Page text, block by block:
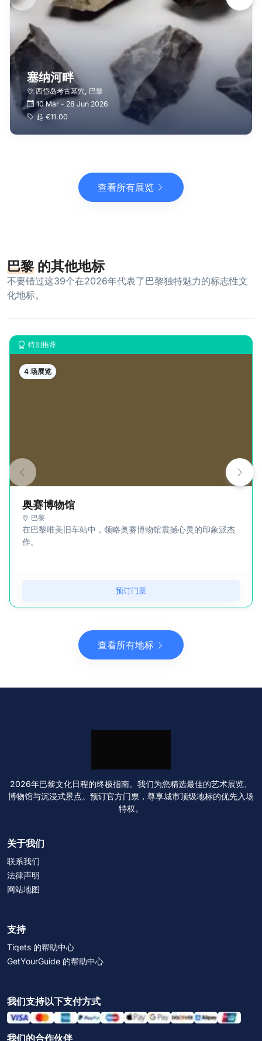
塞纳河畔
西岱岛考古墓穴 巴黎
10 Mar - 28 Jun 2026
起 €11.00
查看所有展览
巴黎 的其他地标
不要错过这39个在2026年代表了巴黎独特魅力的标志性文
化地标。
特别推荐
4 场展览
奥赛博物馆
巴黎
在巴黎唯美旧车站中，领略奥赛博物馆震撼心灵的印象派杰
作。
预订门票
查看所有地标
2026年巴黎文化日程的终极指南。我们为您精选最佳的艺术展览、
博物馆与沉浸式景点。预订官方门票，尊享城市顶级地标的优先入场
特权。
关于我们
联系我们
法律声明
网站地图
支持
Tiqets 的帮助中心
GetYourGuide 的帮助中心
我们支持以下支付方式
我们的合作伙伴